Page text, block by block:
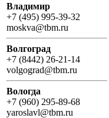
Владимир
+7 (495) 995-39-32
moskva@tbm.ru
Волгоград
+7 (8442) 26-21-14
volgograd@tbm.ru
Вологда
+7 (960) 295-89-68
yaroslavl@tbm.ru